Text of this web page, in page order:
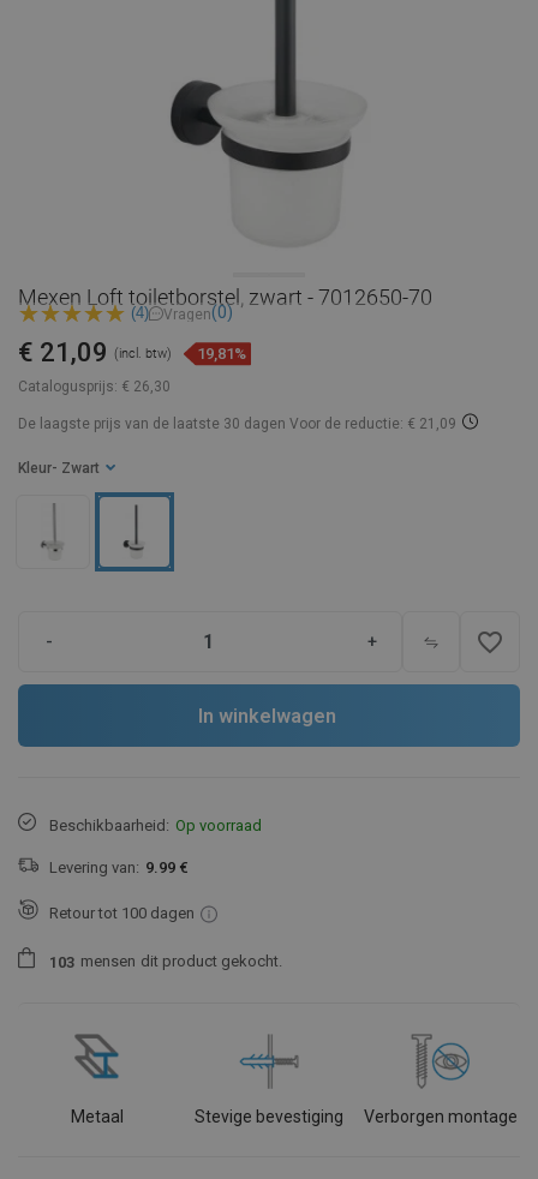
Mexen Loft toiletborstel, zwart - 7012650-70
(4) Vragen(0)
Catalogusprijs: € 26,30
€ 21,09 (incl. btw) 19,81%
De laagste prijs van de laatste 30 dagen Voor de reductie: € 21,09
Kleur - Zwart
- + favorite_border
In winkelwagen
Beschikbaarheid: Op voorraad
Levering van: 9.99 €
Retour tot 100 dagen
1 03 mensen dit product gekocht.
Metaal Stevige bevestiging Verborgen montage